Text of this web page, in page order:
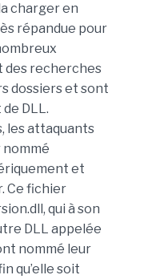
charger en
répandue pour
recherches
dossiers et sont
DLL.
les attaquants
et
Ce fichier
qui à son
DLL appelée
nommé leur
qu’elle soit